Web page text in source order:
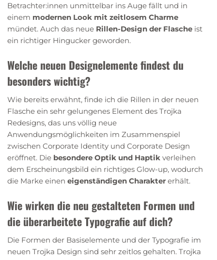
Betrachter:innen unmittelbar ins Auge fällt und in
einem modernen Look mit zeitlosem Charme
mündet. Auch das neue Rillen-Design der Flasche ist
ein richtiger Hingucker geworden.
Welche neuen Designelemente findest du
besonders wichtig?
Wie bereits erwähnt, finde ich die Rillen in der neuen
Flasche ein sehr gelungenes Element des Trojka
Redesigns, das uns völlig neue
Anwendungsmöglichkeiten im Zusammenspiel
zwischen Corporate Identity und Corporate Design
eröffnet. Die besondere Optik und Haptik verleihen
dem Erscheinungsbild ein richtiges Glow-up, wodurch
die Marke einen eigenständigen Charakter erhält.
Wie wirken die neu gestalteten Formen und
die überarbeitete Typografie auf dich?
Die Formen der Basiselemente und der Typografie im
neuen Trojka Design sind sehr zeitlos gehalten. Trojka